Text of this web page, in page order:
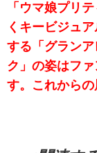
「ウマ娘プリ
くキービジュ
する「グラン
ク」の姿はフ
す。これからの